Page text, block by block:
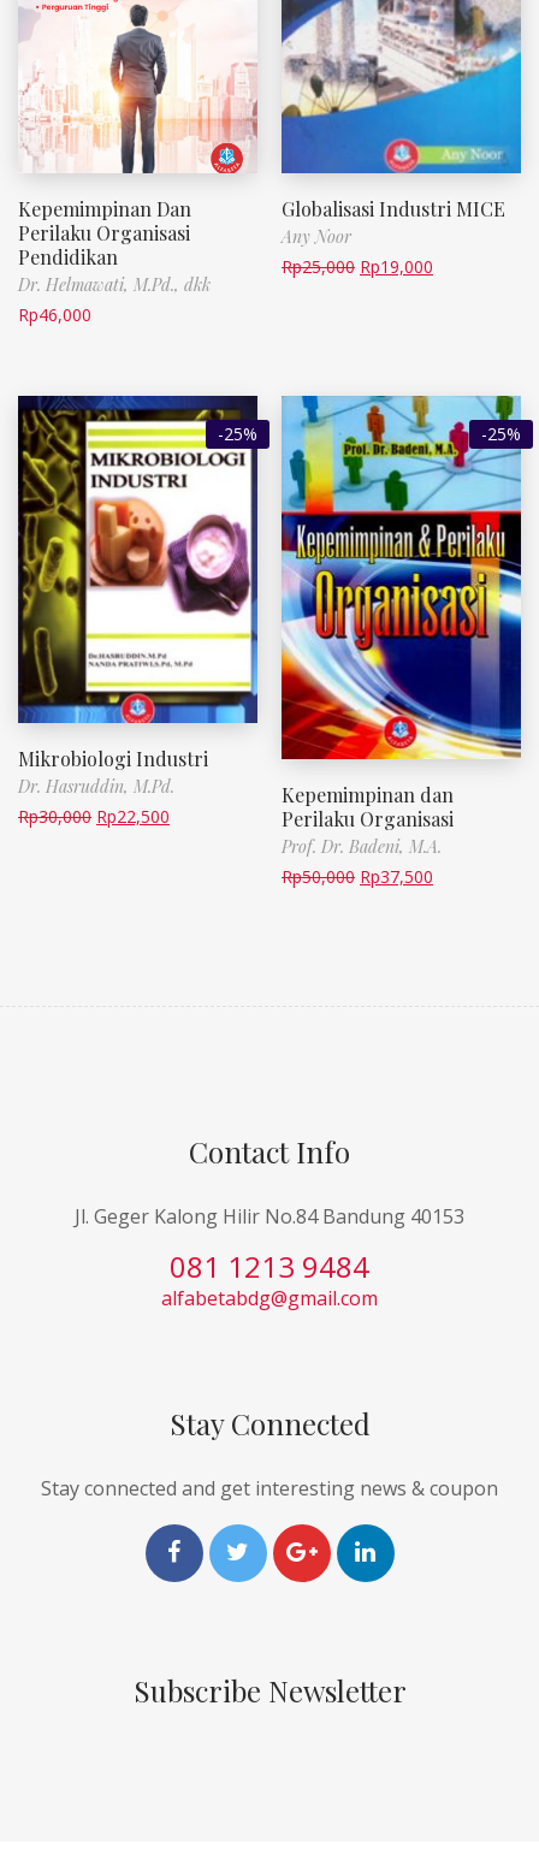
Kepemimpinan Dan
Perilaku Organisasi
Pendidikan
Dr. Helmawati, M.Pd., dkk
Rp46,000
Globalisasi Industri MICE
Any Noor
Rp25,000 Rp19,000
-25%
Mikrobiologi Industri
Dr. Hasruddin, M.Pd.
Rp30,000 Rp22,500
-25%
Kepemimpinan dan
Perilaku Organisasi
Prof. Dr. Badeni, M.A.
Rp50,000 Rp37,500
Contact Info
Jl. Geger Kalong Hilir No.84 Bandung 40153
081 1213 9484
alfabetabdg@gmail.com
Stay Connected
Stay connected and get interesting news & coupon
Subscribe Newsletter